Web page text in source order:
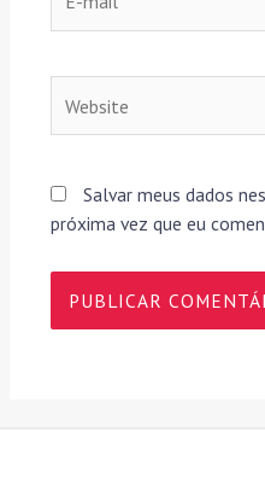
mail*
Salvar meus dados
próxima vez que eu